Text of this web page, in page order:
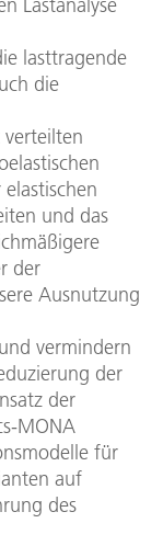
Lastanalyse
lasttragende
die
und das
der
Ausnutzung
vermindern
der
der
MONA
für
auf
des